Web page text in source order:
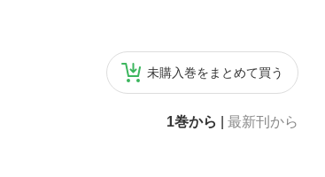
未購入巻をまとめて買う
1巻から 最新刊から